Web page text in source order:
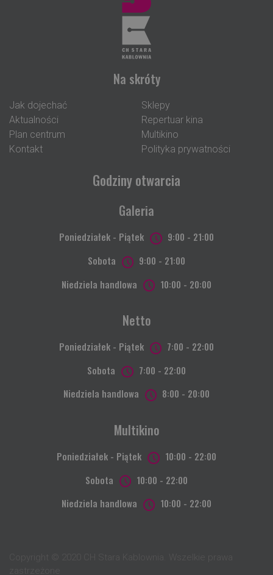
Na skróty
Jak dojechać
Aktualności
Plan centrum
Kontakt
Sklepy
Repertuar kina
Multikino
Polityka prywatności
Godziny otwarcia
Galeria
Poniedziałek - Piątek
9:00 - 21:00
Sobota
9:00 - 21:00
Niedziela handlowa
10:00 - 20:00
Netto
Poniedziałek - Piątek
7:00 - 22:00
Sobota
7:00 - 22:00
Niedziela handlowa
8:00 - 20:00
Multikino
Poniedziałek - Piątek
10:00 - 22:00
Sobota
10:00 - 22:00
Niedziela handlowa
10:00 - 22:00